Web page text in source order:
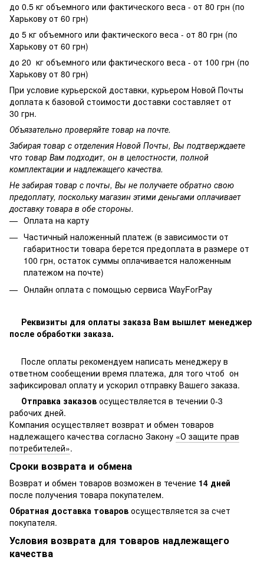
до 0.5 кг объемного или фактического веса - от 80 грн (по
Харькову от 60 грн)
до 5 кг объемного или фактического веса - от 80 грн (по
Харькову от 60 грн)
до 20 кг объемного или фактического веса - от 100 грн (по
Харькову от 80 грн)
При условие курьерской доставки, курьером Новой Почты
доплата к базовой стоимости доставки составляет от
30 грн.
Объязательно проверяйте товар на почте.
Забирая товар с отделения Новой Почты, Вы подтверждаете
что товар Вам подходит, он в целостности, полной
комплектации и надлежащего качества.
Не забирая товар с почты, Вы не получаете обратно свою
предоплату, поскольку магазин этими деньгами оплачивает
доставку товара в обе стороны.
Оплата на карту
Частичный наложенный платеж (в зависимости от
габаритности товара берется предоплата в размере от
100 грн, остаток суммы оплачивается наложенным
платежом на почте)
Онлайн оплата с помощью сервиса WayForPay
Реквизиты для оплаты заказа Вам вышлет менеджер
после обработки заказа.
После оплаты рекомендуем написать менеджеру в
ответном сообещении время платежа, для того чтоб он
зафиксировал оплату и ускорил отправку Вашего заказа.
Отправка заказов осуществляется в течении 0-3
рабочих дней.
Компания осуществляет возврат и обмен товаров
надлежащего качества согласно Закону «О защите прав
потребителей».
Сроки возврата и обмена
Возврат и обмен товаров возможен в течение 14 дней
после получения товара покупателем.
Обратная доставка товаров осуществляется за счет
покупателя.
Условия возврата для товаров надлежащего
качества